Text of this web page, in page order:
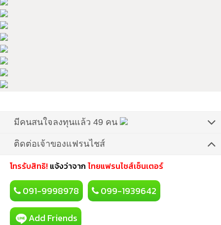
มีคนสนใจลงทุนแล้ว 49 คน
ติดต่อเจ้าของแฟรนไชส์
โทรรับสิทธิ! แจ้งว่าจาก ไทยแฟรนไชส์เซ็นเตอร์
091-9998978 099-1939642
Add Friends